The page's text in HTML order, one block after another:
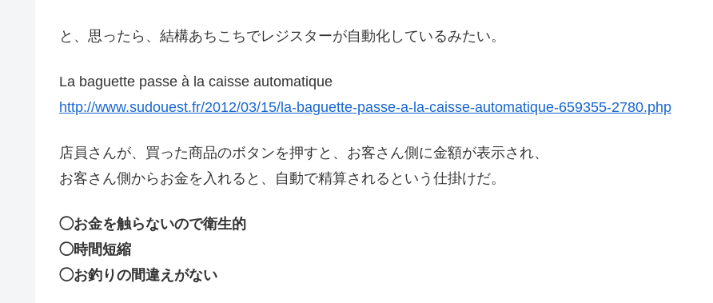
と、思ったら、結構あちこちでレジスターが自動化しているみたい。
La baguette passe à la caisse automatique
http://www.sudouest.fr/2012/03/15/la-baguette-passe-a-la-caisse-automatique-659355-2780.php
店員さんが、買った商品のボタンを押すと、お客さん側に金額が表示され、
お客さん側からお金を入れると、自動で精算されるという仕掛けだ。
◯お金を触らないので衛生的
◯時間短縮
◯お釣りの間違えがない